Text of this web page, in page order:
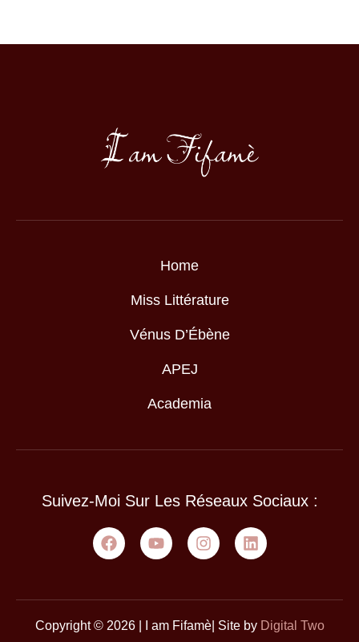
Home
Miss Littérature
Vénus D’Ébène
APEJ
Academia
Suivez-Moi Sur Les Réseaux Sociaux :
Copyright © 2026 | I am Fifamè| Site by Digital Two